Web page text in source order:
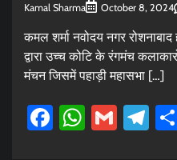
Kamal Sharma October 8, 2024
कमल शर्मा नवोदय नगर
द्वारा उच्च कोटि के रंगमंच
मंचन जिसमें पहाड़ी महासभा […]
Facebook